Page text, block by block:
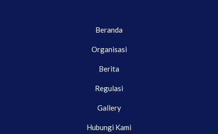
Beranda
Organisasi
Berita
Regulasi
Gallery
Hubungi Kami